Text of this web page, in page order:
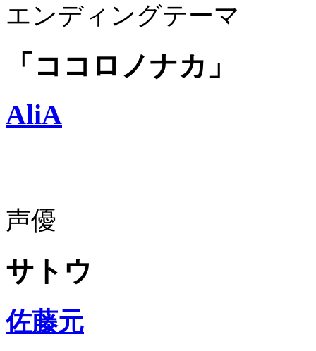
エンディングテーマ
「ココロノナカ」
AliA
声優
サトウ
佐藤元